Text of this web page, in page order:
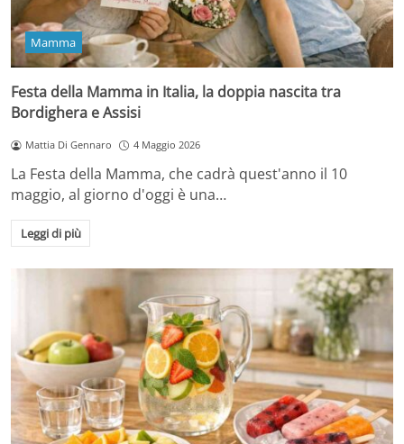
Mamma
Festa della Mamma in Italia, la doppia nascita tra
Bordighera e Assisi
Mattia Di Gennaro 4 Maggio 2026
La Festa della Mamma, che cadrà quest'anno il 10
maggio, al giorno d'oggi è una…
Leggi di più